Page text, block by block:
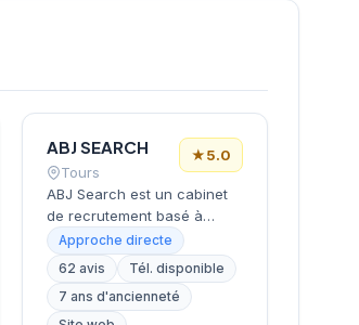
ABJ SEARCH
Tours
★5.0
ABJ Search est un cabinet
de recrutement basé à
Tours spécialisé dans le
secteur du lifestyle.
L'agence accompagne les
entreprises dans leurs
Approche directe
62 avis
Tél. disponible
7 ans d'ancienneté